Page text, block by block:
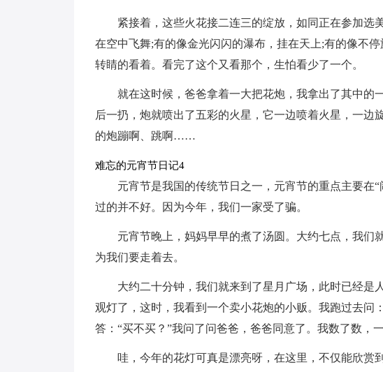
紧接着，这些火花接二连三的绽放，如同正在参加选
在空中飞舞;有的像金光闪闪的瀑布，挂在天上;有的像不
转睛的看着。看完了这个又看那个，生怕看少了一个。
就在这时候，爸爸拿着一大把花炮，我拿出了其中的
后一扔，炮就喷出了五彩的火星，它一边喷着火星，一边
的炮蹦啊、跳啊……
难忘的元宵节日记4
元宵节是我国的传统节日之一，元宵节的重点主要在
过的并不好。因为今年，我们一家受了骗。
元宵节晚上，妈妈早早的煮了汤圆。大约七点，我们
为我们要走着去。
大约二十分钟，我们就来到了星月广场，此时已经是
观灯了，这时，我看到一个卖小花炮的小贩。我跑过去问
答：“买不买？”我问了问爸爸，爸爸同意了。我数了数，
哇，今年的花灯可真是漂亮呀，在这里，不仅能欣赏